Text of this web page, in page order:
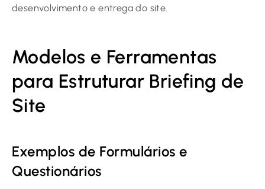
desenvolvimento e entrega do site.
Modelos e Ferramentas
para Estruturar Briefing de
Site
Exemplos de Formulários e
Questionários